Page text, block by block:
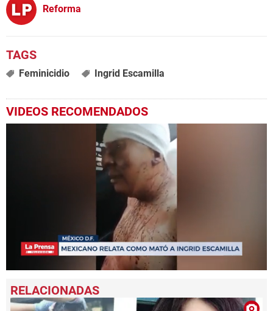
Reforma
Feminicidio Ingrid Escamilla
VIDEOS RECOMENDADOS
seconds
of
1